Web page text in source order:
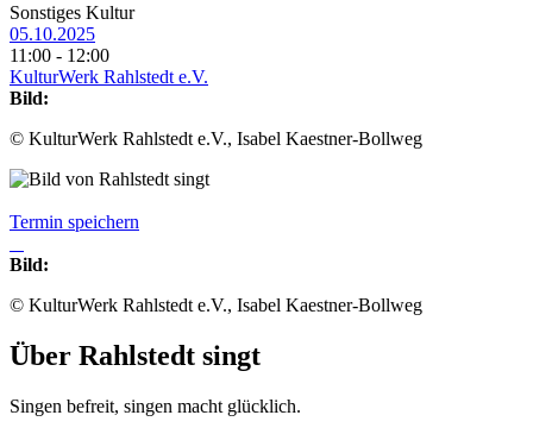
Sonstiges Kultur
05.10.2025
11:00 - 12:00
KulturWerk Rahlstedt e.V.
Bild:
© KulturWerk Rahlstedt e.V., Isabel Kaestner-Bollweg
Termin speichern
Bild:
© KulturWerk Rahlstedt e.V., Isabel Kaestner-Bollweg
Über Rahlstedt singt
Singen befreit, singen macht glücklich.